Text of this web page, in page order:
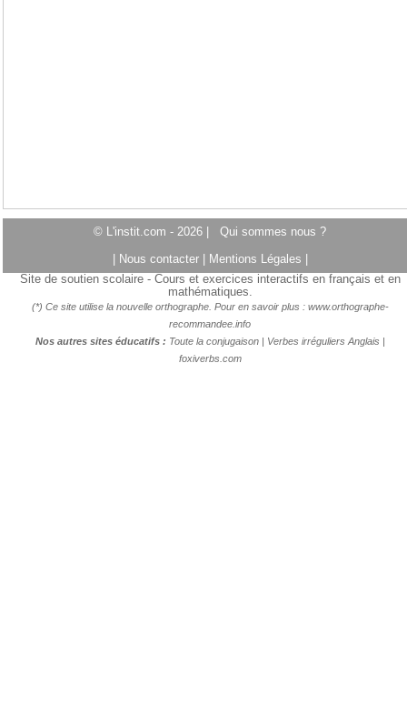
© L'instit.com - 2026 | Qui sommes nous ?
Nous contacter Mentions Légales
Site de soutien scolaire - Cours et exercices interactifs en français et en
mathématiques.
(*) Ce site utilise la nouvelle orthographe. Pour en savoir plus : www.orthographe-
recommandee.info
Nos autres sites éducatifs : Toute la conjugaison| Verbes irréguliers Anglais |
foxiverbs.com